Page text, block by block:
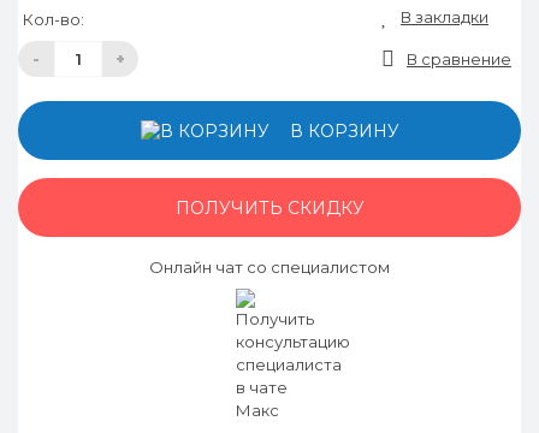
Кол-во:
- +
В закладки
В сравнение
В КОРЗИНУ
ПОЛУЧИТЬ СКИДКУ
Онлайн чат со специалистом